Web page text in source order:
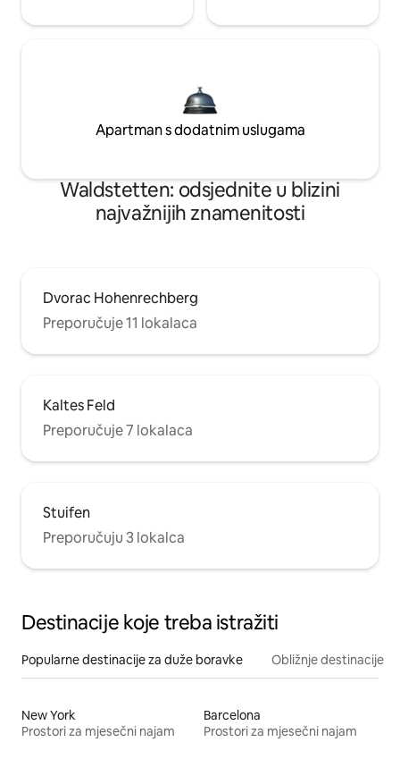
Apartman s dodatnim uslugama
Waldstetten: odsjednite u blizini
najvažnijih znamenitosti
Dvorac Hohenrechberg
Preporučuje 11 lokalaca
Kaltes Feld
Preporučuje 7 lokalaca
Stuifen
Preporučuju 3 lokalca
Destinacije koje treba istražiti
Popularne destinacije za duže boravke Obližnje destinacije
New York
Prostori za mjesečni najam
Barcelona
Prostori za mjesečni najam